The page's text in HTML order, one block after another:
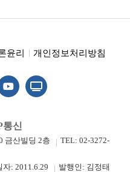
윤리 개인정보처리방침
통신
금산빌딩 2층
TEL: 02-3272-
자: 2011.6.29
발행인: 김정태